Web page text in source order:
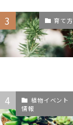
育て方
植物イベント
情報